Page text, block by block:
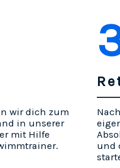
wir dich zum
in unserer
mit Hilfe
und